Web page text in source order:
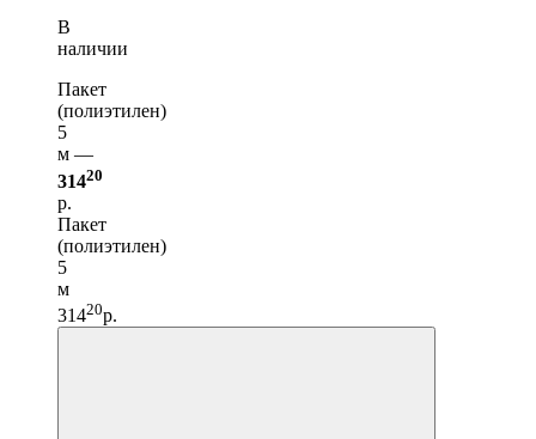
В
наличии
Пакет
(полиэтилен)
5
м —
31420
р.
Пакет
(полиэтилен)
5
м
31420р.